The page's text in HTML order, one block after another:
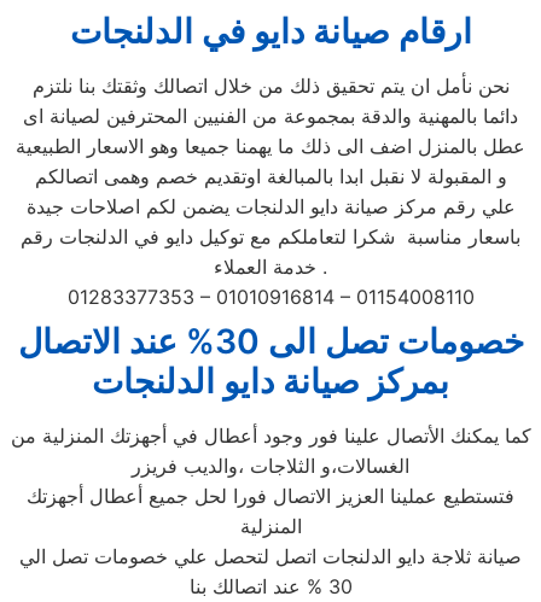
ارقام صيانة دايو في الدلنجات
نحن نأمل ان يتم تحقيق ذلك من خلال اتصالك وثقتك بنا نلتزم
دائما بالمهنية والدقة بمجموعة من الفنيين المحترفين لصيانة اى
عطل بالمنزل اضف الى ذلك ما يهمنا جميعا وهو الاسعار الطبيعية
و المقبولة لا نقبل ابدا بالمبالغة اوتقديم خصم وهمى اتصالكم
علي رقم مركز صيانة دايو الدلنجات يضمن لكم اصلاحات جيدة
باسعار مناسبة شكرا لتعاملكم مع توكيل دايو في الدلنجات رقم
خدمة العملاء .
01283377353 – 01010916814 – 01154008110
خصومات تصل الى 30% عند الاتصال
بمركز صيانة دايو الدلنجات
كما يمكنك الأتصال علينا فور وجود أعطال في أجهزتك المنزلية من
الغسالات،و الثلاجات ،والديب فريزر
فتستطيع عملينا العزيز الاتصال فورا لحل جميع أعطال أجهزتك
المنزلية
صيانة ثلاجة دايو الدلنجات اتصل لتحصل علي خصومات تصل الي
30 % عند اتصالك بنا